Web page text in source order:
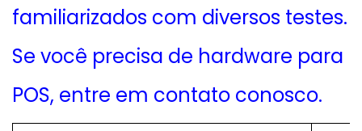
familiarizados com diversos testes.
Se você precisa de hardware para
POS, entre em contato conosco.